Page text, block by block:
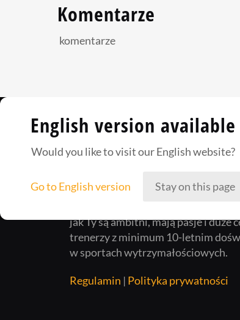
Komentarze
komentarze
Way2Champ to zgrana załoga
jak Ty są ambitni, mają pasje i duże
trenerzy z minimum 10-letnim
w sportach wytrzymałościowych.
Regulamin | Polityka prywatności
English version available
Would you like to visit our English website?
Go to English version Stay on this page